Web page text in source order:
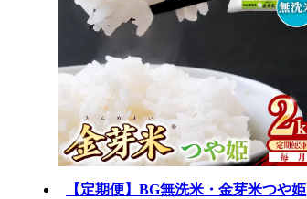
【定期便】BG無洗米・金芽米つや姫